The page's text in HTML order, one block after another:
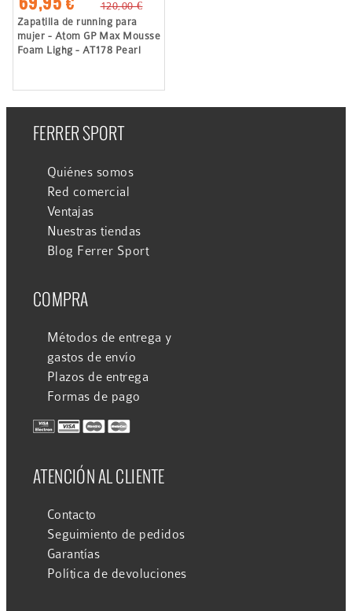
120,00 €
Zapatilla de running para
mujer - Atom GP Max Mousse
Foam Lighg - AT178 Pearl
FERRER SPORT
Quiénes somos
Red comercial
Ventajas
Nuestras tiendas
Blog Ferrer Sport
COMPRA
Métodos de entrega y
gastos de envío
Plazos de entrega
Formas de pago
ATENCIÓN AL CLIENTE
Contacto
Seguimiento de pedidos
Garantías
Política de devoluciones